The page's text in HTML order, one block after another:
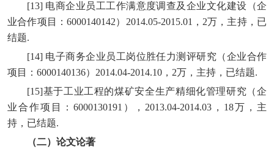
[13] 电商企业员工工作满意度调查及企业文化建设（企
业合作项目：6000140142）2014.05-2015.01，2万，主持，已
结题.
[14] 电子商务企业员工岗位胜任力测评研究（企业合作
项目：6000140136）2014.04-2014.10，2万，主持，已结题.
[15]基于工业工程的煤矿安全生产精细化管理研究（企
业合作项目：6000130191），2013.04-2014.03，18万，主
持，已结题.
（二）论文论著